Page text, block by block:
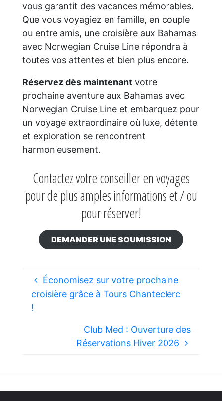
vous garantit des vacances mémorables.
Que vous voyagiez en famille, en couple
ou entre amis, une croisière aux Bahamas
avec Norwegian Cruise Line répondra à
toutes vos attentes et bien plus encore.
Réservez dès maintenantvotre
prochaine aventure aux Bahamas avec
Norwegian Cruise Line et embarquez pour
un voyage extraordinaire où luxe, détente
et exploration se rencontrent
harmonieusement.
Contactez votre conseiller en voyages
pour de plus amples informations et / ou
pour réserver!
DEMANDER UNE SOUMISSION
Économisez sur votre prochaine
croisière grâce à Tours Chanteclerc
!
Club Med : Ouverture des
Réservations Hiver 2026